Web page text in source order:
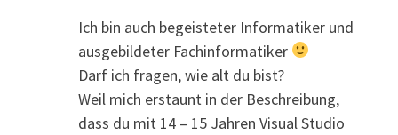
Ich bin auch begeisteter Informatiker und
ausgebildeter Fachinformatiker
Darf ich fragen, wie alt du bist?
Weil mich erstaunt in der Beschreibung,
dass du mit 14 – 15 Jahren Visual Studio